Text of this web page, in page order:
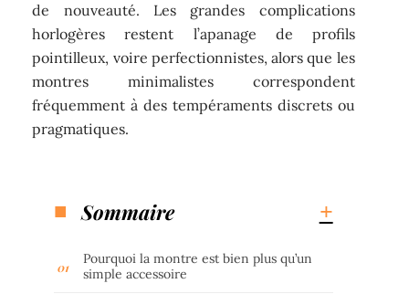
de nouveauté. Les grandes complications
horlogères restent l’apanage de profils
pointilleux, voire perfectionnistes, alors que les
montres minimalistes correspondent
fréquemment à des tempéraments discrets ou
pragmatiques.
Sommaire
Pourquoi la montre est bien plus qu’un
simple accessoire